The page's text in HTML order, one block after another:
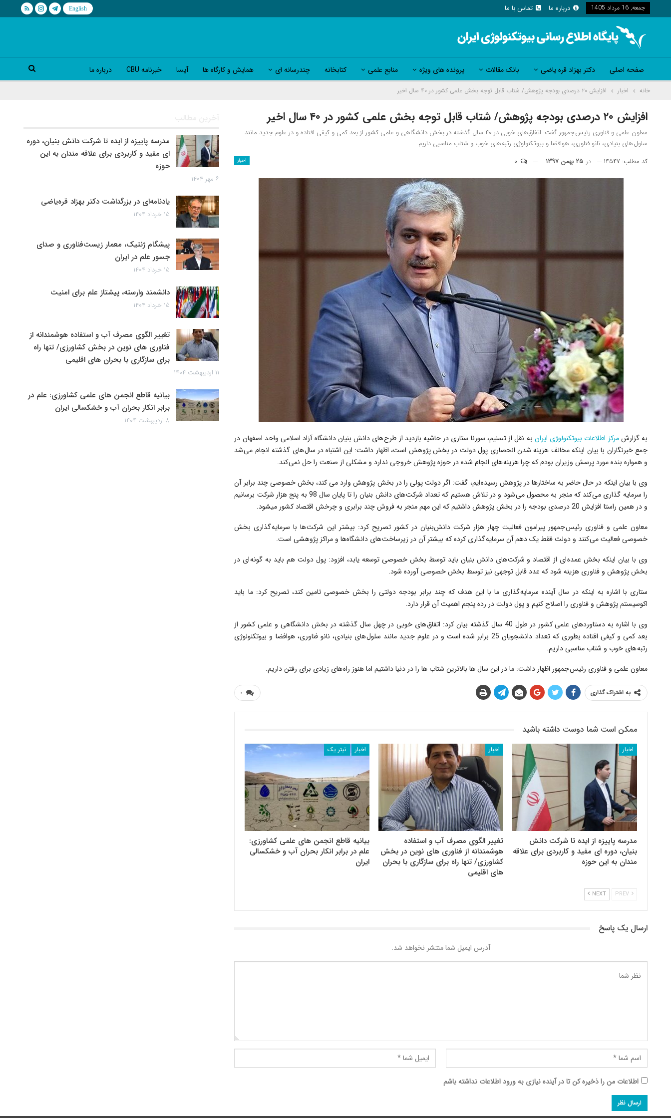
جمعه, 16 مرداد 1405 درباره ما تماس با ما
صفحه اصلی دکتر بهزاد قره یاضی بانک مقالات پرونده های ویژه منابع علمی کتابخانه چندرسانه ای همایش و کارگاه ها آیسا خبرنامه CBU درباره ما
خانه اخبار افزایش ۲۰ درصدی بودجه پژوهش/ شتاب قابل توجه بخش علمی کشور در ۴۰ سال اخیر
افزایش ۲۰ درصدی بودجه پژوهش/ شتاب قابل توجه بخش علمی کشور در ۴۰ سال اخیر
معاون علمی و فناوری رئیس جمهور گفت: اتفاق های خوبی در ۴۰ سال گذشته در بخش دانشگاهی و علمی کشور از بعد کمی و کیفی افتاده و در علوم جدید مانند
سلول های بنیادی، نانو فناوری، هوافضا و بیوتکنولوژی رتبه های خوب و شتاب مناسبی داریم.
اخبار کد مطلب: ۱۴۵۴۷ در ۲۵ بهمن ۱۳۹۷
به گزارشمرکز اطلاعات بیوتکنولوژی ایران به نقل از تسنیم، سورنا ستاری در حاشیه بازدید از طرح های دانش بنیان دانشگاه آزاد اسلامی واحد اصفهان در
جمع خبرنگاران با بیان اینکه مخالف هزینه شدن انحصاری پول دولت در بخش پژوهش است، اظهار داشت: این اشتباه در سال های گذشته انجام می شد
و همواره بنده مورد پرسش وزیران بودم که چرا هزینه های انجام شده در حوزه پژوهش خروجی ندارد و مشکلی از صنعت را حل نمی کند.
وی با بیان اینکه در حال حاضر به ساختارها در پژوهش رسیده ایم، گفت: اگر دولت پولی را در بخش پژوهش وارد می کند، بخش خصوصی چند برابر آن
را سرمایه گذاری می کند که منجر به محصول می شود و در تلاش هستیم که تعداد شرکت های دانش بنیان را تا پایان سال 98 به پنج هزار شرکت برسانیم
و در همین راستا افزایش 20 درصدی بودجه را در بخش پژوهش داشتیم که این مهم منجر به فروش چند برابری و چرخش اقتصاد کشور می‎شود.
معاون علمی و فناوری رئیس جمهور پیرامون فعالیت چهار هزار شرکت دانش‌بنیان در کشور تصریح کرد: بیشتر این شرکت ها با سرمایه گذاری بخش
خصوصی فعالیت می کنند و دولت فقط یک دهم آن سرمایه گذاری کرده که بیشتر آن در زیرساخت های دانشگاه‌ها و مراکز پژوهشی است.
وی با بیان اینکه بخش عمده ای از اقتصاد و شرکت های دانش بنیان باید توسط بخش خصوصی توسعه یابد، افزود: پول دولت هم باید به گونه ای در
بخش پژوهش و فناوری هزینه شود که عدد قابل توجهی نیز توسط بخش خصوصی آورده شود.
ستاری با اشاره به اینکه در سال آینده سرمایه گذاری ما با این هدف که چند برابر بودجه دولتی را بخش خصوصی تامین کند، تصریح کرد: ما باید
اکوسیستم پژوهش و فناوری را اصلاح کنیم و پول دولت در رده پنجم اهمیت آن قرار دارد.
وی با اشاره به دستاوردهای علمی کشور در طول 40 سال گذشته بیان کرد: اتفاق های خوبی در چهل سال گذشته در بخش دانشگاهی و علمی کشور از
بعد کمی و کیفی افتاده بطوری که تعداد دانشجویان 25 برابر شده است و در علوم جدید مانند سلول های بنیادی، نانو فناوری، هوافضا و بیوتکنولوژی
رتبه های خوب و شتاب مناسبی داریم.
معاون علمی و فناوری رئیس جمهور اظهار داشت: ما در این سال ها بالاترین شتاب ها را در دنیا داشتیم اما هنوز راه های زیادی برای رفتن داریم.
۰ به اشتراک گذاری
ممکن است شما دوست داشته باشید
اخبار
مدرسه پاییزه از ایده تا شرکت دانش
بنیان، دوره ای مفید و کاربردی برای علاقه
مندان به این حوزه
اخبار
تغییر الگوی مصرف آب و استفاده
هوشمندانه از فناوری های نوین در بخش
کشاورزی/ تنها راه برای سازگاری با بحران
های اقلیمی
اخبار تیتر یک
بیانیه قاطع انجمن های علمی کشاورزی:
علم در برابر انکار بحران آب و خشکسالی
ایران
NEXT
ارسال یک پاسخ
آدرس ایمیل شما منتشر نخواهد شد.
اطلاعات من را ذخیره کن تا در آینده نیازی به ورود اطلاعات نداشته باشم
آخرین مطالب
مدرسه پاییزه از ایده تا شرکت دانش بنیان، دوره
ای مفید و کاربردی برای علاقه مندان به این
حوزه
۶ مهر ۱۴۰۴
یادنامه‌ای در بزرگداشت دکتر بهزاد قره‌یاضی
۱۵ خرداد ۱۴۰۴
پیشگام ژنتیک، معمار زیست‌فناوری و صدای
جسور علم در ایران
۱۵ خرداد ۱۴۰۴
دانشمند وارسته، پیشتاز علم برای امنیت
۱۵ خرداد ۱۴۰۴
تغییر الگوی مصرف آب و استفاده هوشمندانه از
فناوری های نوین در بخش کشاورزی/ تنها راه
برای سازگاری با بحران های اقلیمی
۱۱ اردیبهشت ۱۴۰۴
بیانیه قاطع انجمن های علمی کشاورزی: علم در
برابر انکار بحران آب و خشکسالی ایران
۸ اردیبهشت ۱۴۰۴